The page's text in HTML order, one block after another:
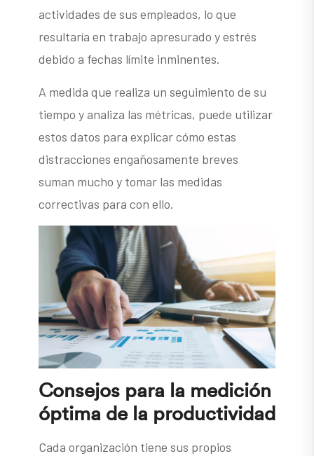
actividades de sus empleados, lo que
resultaría en trabajo apresurado y estrés
debido a fechas límite inminentes.
A medida que realiza un seguimiento de su
tiempo y analiza las métricas, puede utilizar
estos datos para explicar cómo estas
distracciones engañosamente breves
suman mucho y tomar las medidas
correctivas para con ello.
Consejos para la medición
óptima de la productividad
Cada organización tiene sus propios